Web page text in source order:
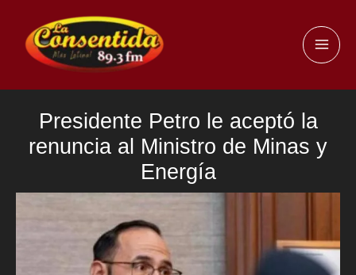
contenido
Presidente Petro le aceptó la
renuncia al Ministro de Minas y
Energía